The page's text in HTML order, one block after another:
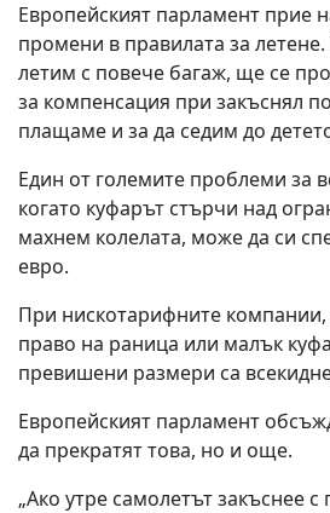
Европейският парламент прие
промени в правилата за
летим с повече багаж, ще се
за компенсация при закъснял
плащаме и за да седим до
Един от големите проблеми за
когато куфарът стърчи над
махнем колелата, може да си
евро.
При нискотарифните
право на раница или малък
превишени размери са
Европейският парламент
да прекратят това, но и още.
„Ако утре самолетът закъснее